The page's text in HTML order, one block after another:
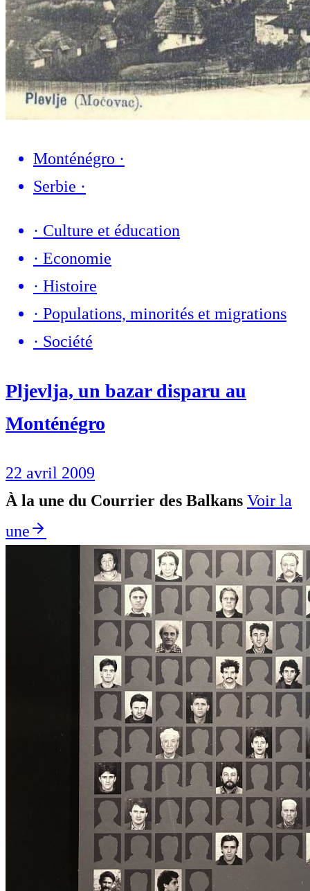
Monténégro ·
Serbie ·
· Culture et éducation
· Economie
· Histoire
· Populations, minorités et migrations
· Société
Pljevlja, un bazar disparu au
Monténégro
22 avril 2009
À la une du Courrier des Balkans Voir la
une